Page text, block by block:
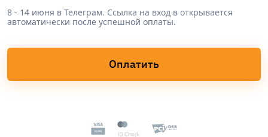
8 - 14 июня в Телеграм. Ссылка на вход в открывается
автоматически после успешной оплаты.
Оплатить